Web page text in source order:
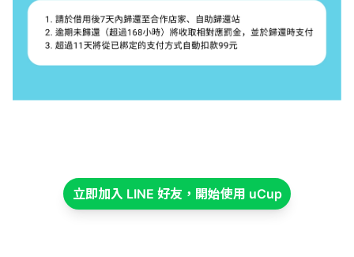
立即加入 LINE 好友，開始使用 uCup